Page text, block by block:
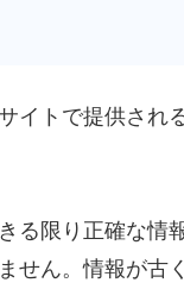
イトで提供され
る限り正確な情
ん。情報が古